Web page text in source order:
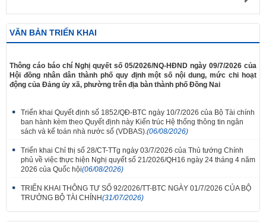
VĂN BẢN TRIỂN KHAI
​Thông cáo báo chí Nghị quyết số 05/2026/NQ-HĐND ngày 09/7/2026 của
Hội đồng nhân dân thành phố quy định một số nội dung, mức chi hoạt
động của Đảng ủy xã, phường trên địa bàn thành phố Đồng Nai
Triển khai Quyết định số 1852/QĐ-BTC ngày 10/7/2026 của Bộ Tài chính
ban hành kèm theo Quyết định này Kiến trúc Hệ thống thông tin ngân
sách và kế toán nhà nước số (VDBAS). (06/08/2026)
Triển khai Chỉ thị số 28/CT-TTg ngày 03/7/2026 của Thủ tướng Chính
phủ về việc thực hiện Nghị quyết số 21/2026/QH16 ngày 24 tháng 4 năm
2026 của Quốc hội(06/08/2026)
TRIỂN KHAI THÔNG TƯ SỐ 92/2026/TT-BTC NGÀY 01/7/2026 CỦA BỘ
TRƯỞNG BỘ TÀI CHÍNH(31/07/2026)